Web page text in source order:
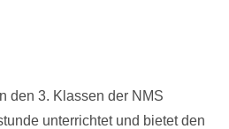
den 3. Klassen der NMS
unterrichtet und bietet den